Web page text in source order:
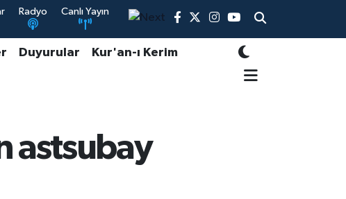
Radyo Canlı Yayın
Duyurular Kur'an-ı Kerim
astsubay